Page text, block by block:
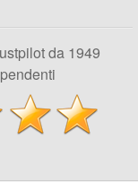
da 1949